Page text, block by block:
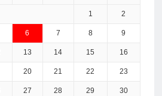
1 2
6 7 8 9
13 14 15 16
20 21 22 23
27 28 29 30